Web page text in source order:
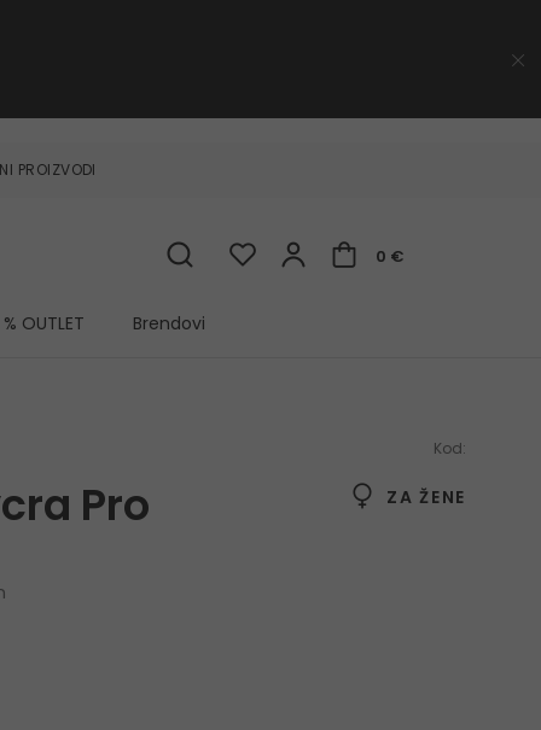
PROIZVODI
0 €
% OUTLET Brendovi
Kod:
Pro ZA ŽENE